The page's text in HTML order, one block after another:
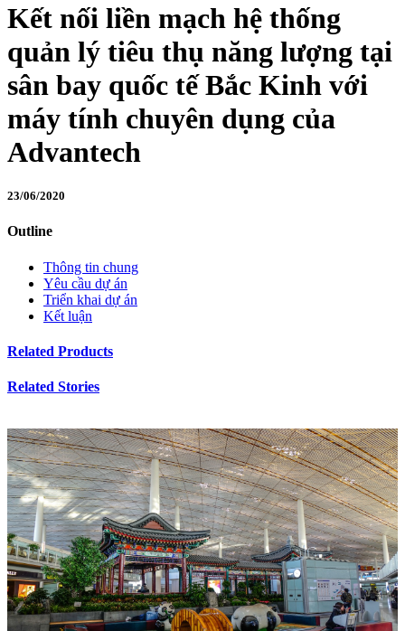
Kết nối liền mạch hệ thống
quản lý tiêu thụ năng lượng tại
sân bay quốc tế Bắc Kinh với
máy tính chuyên dụng của
Advantech
23/06/2020
Outline
Thông tin chung
Yêu cầu dự án
Triển khai dự án
Kết luận
Related Products
Related Stories